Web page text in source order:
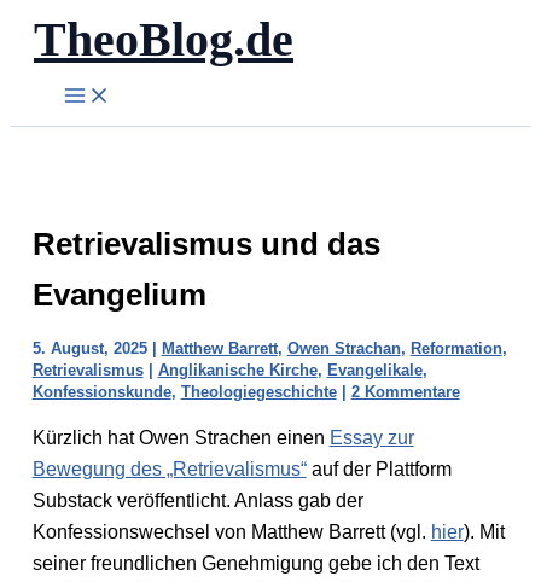
Zum
Inhalt
springen
TheoBlog.de
Retrievalismus und das
Evangelium
5. August, 2025 | Matthew Barrett, Owen Strachan, Reformation,
Retrievalismus| Anglikanische Kirche, Evangelikale,
Konfessionskunde, Theologiegeschichte| 2 Kommentare
Kürzlich hat Owen Strachen einen Essay zur
Bewegung des „Retrievalismus“auf der Plattform
Substack veröffentlicht. Anlass gab der
Konfessionswechsel von Matthew Barrett (vgl. hier). Mit
seiner freundlichen Genehmigung gebe ich den Text